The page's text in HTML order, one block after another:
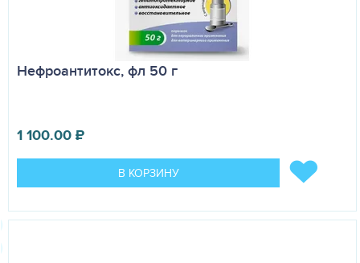
Нефроантитокс, фл 50 г
1 100.00₽
В КОРЗИНУ